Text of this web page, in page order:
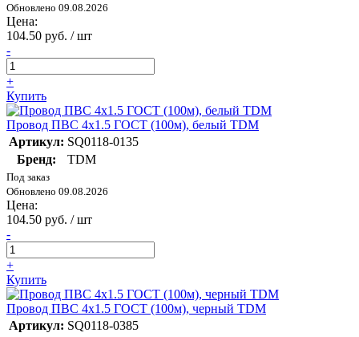
Обновлено 09.08.2026
Цена:
104.50 руб. / шт
-
+
Купить
Провод ПВС 4х1.5 ГОСТ (100м), белый TDM
Артикул: SQ0118-0135
Бренд:
TDM
Под заказ
Обновлено 09.08.2026
Цена:
104.50 руб. / шт
-
+
Купить
Провод ПВС 4х1.5 ГОСТ (100м), черный TDM
Артикул: SQ0118-0385